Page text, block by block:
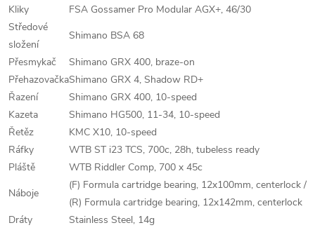
Kliky
FSA Gossamer Pro Modular AGX+, 46/30
Středové
složení
Shimano BSA 68
Přesmykač
Shimano GRX 400, braze-on
PřehazovačkaShimano GRX 4, Shadow RD+
Řazení
Shimano GRX 400, 10-speed
Kazeta
Shimano HG500, 11-34, 10-speed
Řetěz
KMC X10, 10-speed
Ráfky
WTB ST i23 TCS, 700c, 28h, tubeless ready
Pláště
WTB Riddler Comp, 700 x 45c
Náboje
(F) Formula cartridge bearing, 12x100mm, centerlock /
(R) Formula cartridge bearing, 12x142mm, centerlock
Dráty
Stainless Steel, 14g